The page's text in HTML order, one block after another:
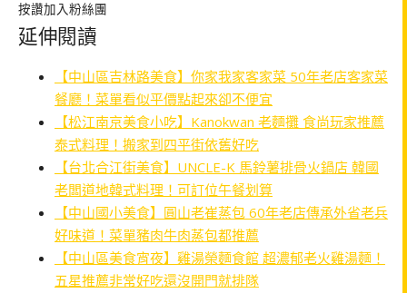
按讚加入粉絲團
延伸閱讀
【中山區吉林路美食】你家我家客家菜 50年老店客家菜
餐廳！菜單看似平價點起來卻不便宜
【松江南京美食小吃】Kanokwan 老麵攤 食尚玩家推薦
泰式料理！搬家到四平街依舊好吃
【台北合江街美食】UNCLE-K 馬鈴薯排骨火鍋店 韓國
老闆道地韓式料理！可訂位午餐划算
【中山國小美食】圓山老崔蒸包 60年老店傳承外省老兵
好味道！菜單豬肉牛肉蒸包都推薦
【中山區美食宵夜】雞湯榮麵食館 超濃郁老火雞湯麵！
五星推薦非常好吃還沒開門就排隊